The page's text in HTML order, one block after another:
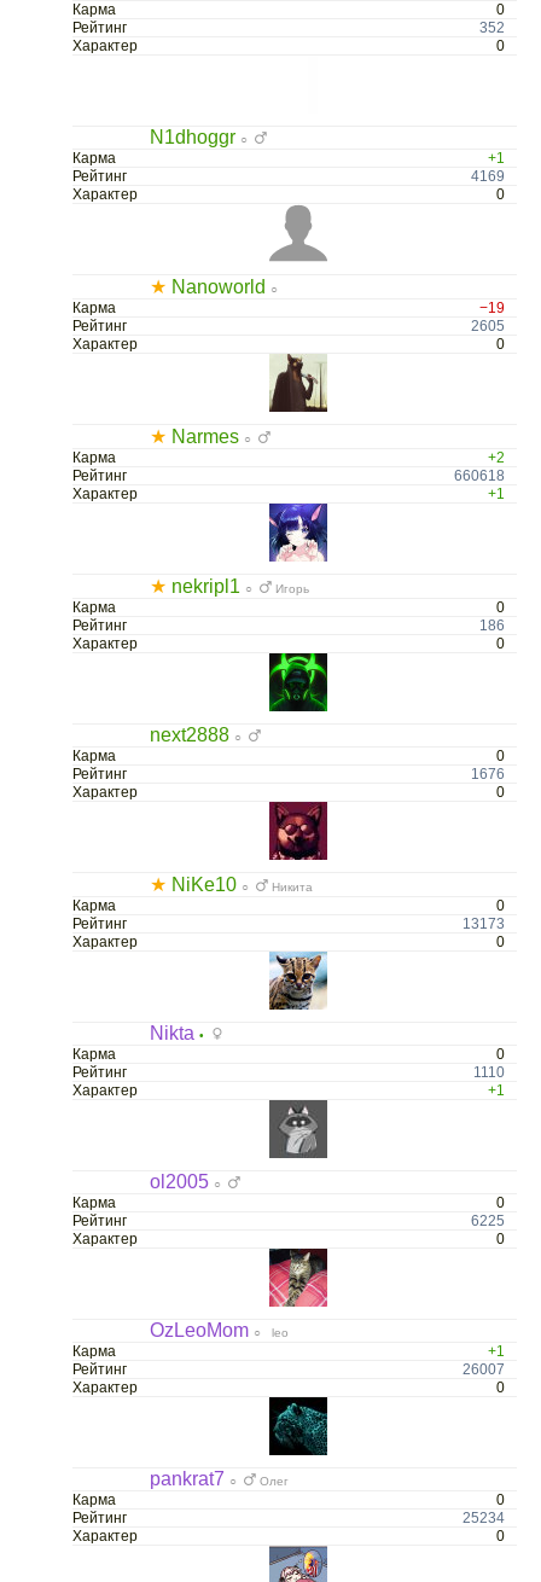
Карма
0
Рейтинг
352
Характер
0
N1dhoggr ○
Карма
+1
Рейтинг
4169
Характер
0
★ Nanoworld ○
Карма
−19
Рейтинг
2605
Характер
0
★ Narmes ○
Карма
+2
Рейтинг
660618
Характер
+1
★ nekripl1 ○ Игорь
Карма
0
Рейтинг
186
Характер
0
next2888 ○
Карма
0
Рейтинг
1676
Характер
0
★ NiKe10 ○ Никита
Карма
0
Рейтинг
13173
Характер
0
Nikta •
Карма
0
Рейтинг
1110
Характер
+1
ol2005 ○
Карма
0
Рейтинг
6225
Характер
0
OzLeoMom ○ leo
Карма
+1
Рейтинг
26007
Характер
0
pankrat7 ○ Олег
Карма
0
Рейтинг
25234
Характер
0